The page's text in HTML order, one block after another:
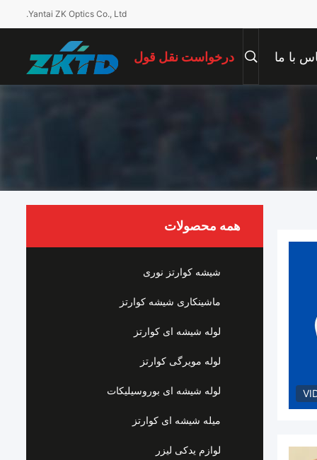
Yantai ZK Optics Co., Ltd.
با ما درخواست نقل قول
همه محصولات
شیشه کوارتز نوری
ماشینکاری شیشه کوارتز
لوله شیشه ای کوارتز
لوله مویرگی کوارتز
لوله شیشه ای بوروسیلیکات
میله شیشه ای کوارتز
لوازم یدکی لیزر